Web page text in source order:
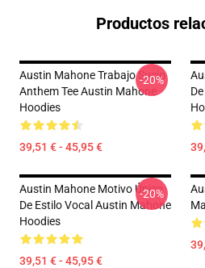
Productos
Austin Mahone Trabajo Sucio
Anthem Tee Austin Mahone
Hoodies
39,51 € - 45,95 €
-20%
Austin Mahone Motivo Único
De Estilo Vocal Austin Mahone
Hoodies
39,51 € - 45,95 €
-20%